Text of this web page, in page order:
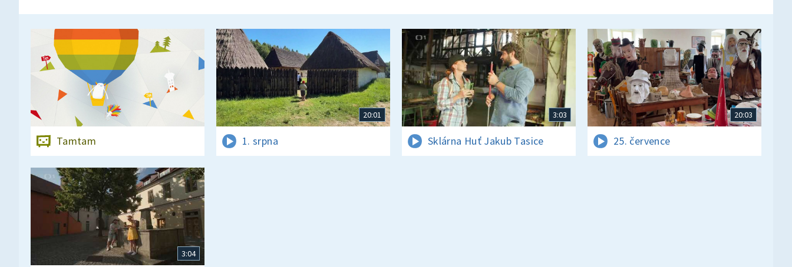
Tamtam
20:01
1. srpna
3:03
Sklárna Huť Jakub Tasice
20:03
25. července
3:04